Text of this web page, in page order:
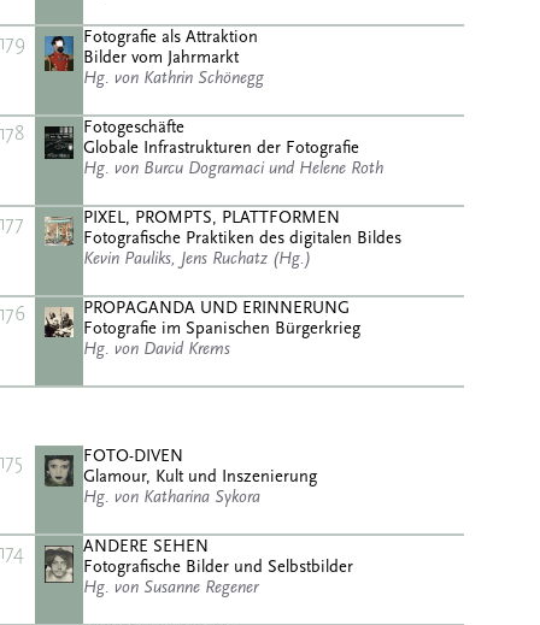
179
Fotografie als Attraktion
Bilder vom Jahrmarkt
Hg. von Kathrin Schönegg
178
Fotogeschäfte
Globale Infrastrukturen der Fotografie
Hg. von Burcu Dogramaci und Helene Roth
177
PIXEL, PROMPTS, PLATTFORMEN
Fotografische Praktiken des digitalen Bildes
Kevin Pauliks, Jens Ruchatz (Hg.)
176
PROPAGANDA UND ERINNERUNG
Fotografie im Spanischen Bürgerkrieg
Hg. von David Krems
175
FOTO-DIVEN
Glamour, Kult und Inszenierung
Hg. von Katharina Sykora
174
ANDERE SEHEN
Fotografische Bilder und Selbstbilder
Hg. von Susanne Regener